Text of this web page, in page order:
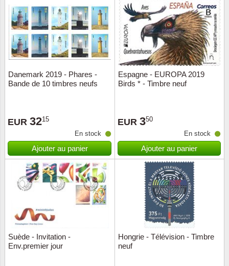
Danemark 2019 - Phares -
Bande de 10 timbres neufs
EUR 3215
En stock
Ajouter au panier
Espagne - EUROPA 2019
Birds * - Timbre neuf
EUR 350
En stock
Ajouter au panier
Suède - Invitation -
Env.premier jour
Hongrie - Télévision - Timbre
neuf
Iles
Irlande
Italie
Malte